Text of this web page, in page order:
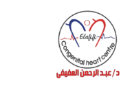
المحتوى
(اضغط
Enter)